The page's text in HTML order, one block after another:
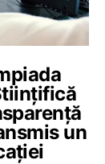
un